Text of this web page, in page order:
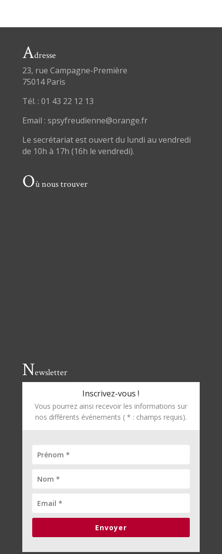
Adresse
23, rue Campagne-Première
75014 Paris
Tél. : 01 43 22 12 13
Email : spsyfreudienne@orange.fr
Le secrétariat est ouvert du lundi au vendredi
de 10h à 17h (16h le vendredi).
Où nous trouver
Newsletter
Inscrivez-vous !
Vous pourrez ainsi recevoir les informations sur
nos différents événements ( * : champs requis).
Envoyer